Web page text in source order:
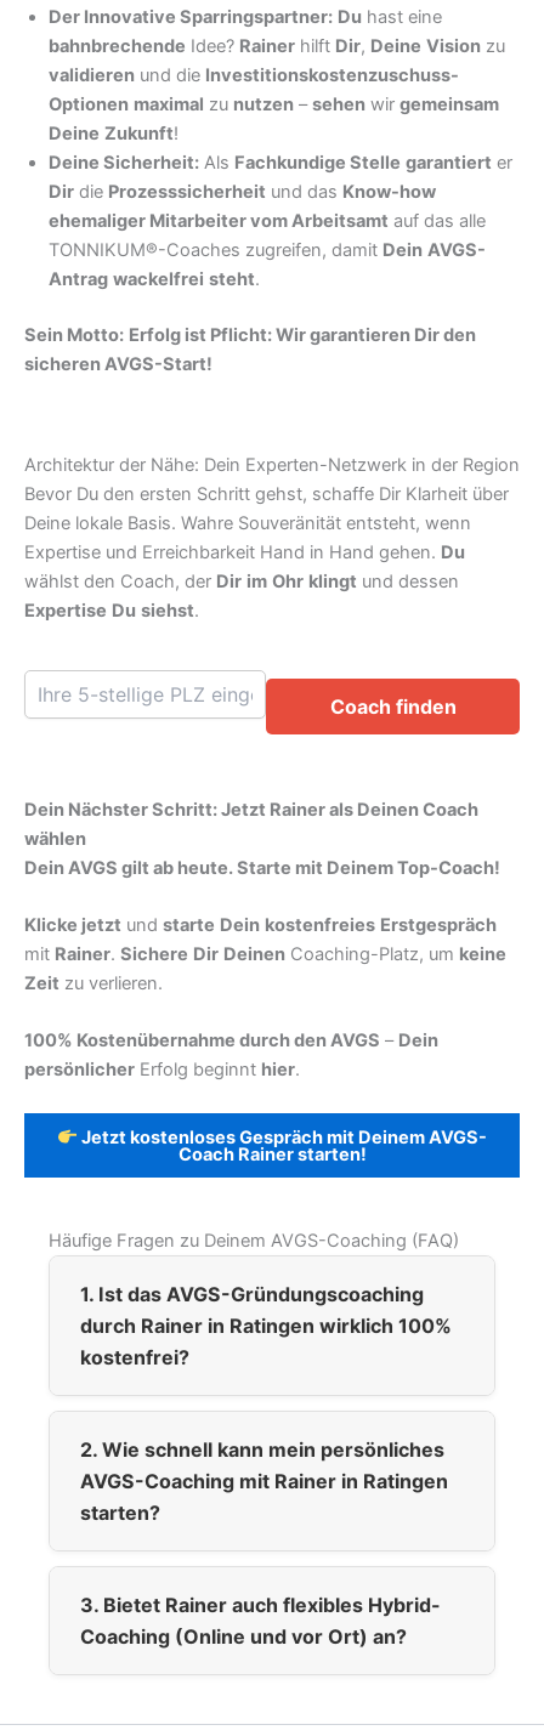
Der Innovative Sparringspartner: Du hast eine
bahnbrechende Idee? Rainer hilft Dir, Deine Vision zu
validieren und die Investitionskostenzuschuss-
Optionen maximal zu nutzen –sehen wir gemeinsam
Deine Zukunft!
Deine Sicherheit: Als Fachkundige Stelle garantiert er
Dir die Prozesssicherheit und das Know-how
ehemaliger Mitarbeiter vom Arbeitsamt auf das alle
TONNIKUM®-Coaches zugreifen, damit Dein AVGS-
Antrag wackelfrei steht.
Sein Motto: Erfolg ist Pflicht: Wir garantieren Dir den
sicheren AVGS-Start!
Architektur der Nähe: Dein Experten-Netzwerk in der Region
Bevor Du den ersten Schritt gehst, schaffe Dir Klarheit über
Deine lokale Basis. Wahre Souveränität entsteht, wenn
Expertise und Erreichbarkeit Hand in Hand gehen. Du
wählst den Coach, der Dir im Ohr klingt und dessen
Expertise Du siehst.
Coach finden
Dein Nächster Schritt: Jetzt Rainer als Deinen Coach
wählen
Dein AVGS gilt ab heute. Starte mit Deinem Top-Coach!
Klicke jetzt und starte Dein kostenfreies Erstgespräch
mit Rainer. Sichere Dir Deinen Coaching-Platz, um keine
Zeit zu verlieren.
100% Kostenübernahme durch den AVGS – Dein
persönlicher Erfolg beginnt hier.
Jetzt kostenloses Gespräch mit Deinem AVGS-
Coach Rainer starten!
Häufige Fragen zu Deinem AVGS-Coaching (FAQ)
1. Ist das AVGS-Gründungscoaching
durch Rainer in Ratingen wirklich 100%
kostenfrei?
2. Wie schnell kann mein persönliches
AVGS-Coaching mit Rainer in Ratingen
starten?
3. Bietet Rainer auch flexibles Hybrid-
Coaching (Online und vor Ort) an?